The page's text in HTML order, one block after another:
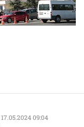
17.05.2024 09:04